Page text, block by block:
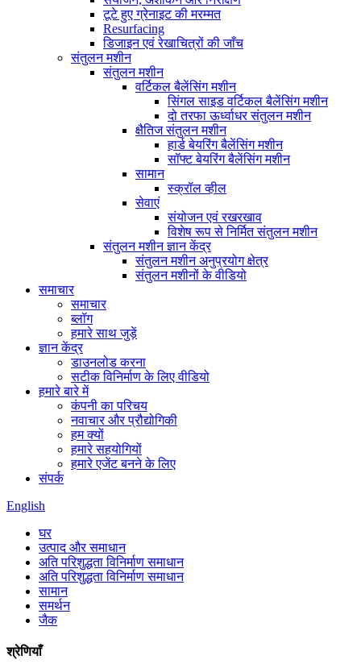
टूटे हुए ग्रेनाइट की मरम्मत
Resurfacing
डिजाइन एवं रेखाचित्रों की जाँच
संतुलन मशीन
संतुलन मशीन
वर्टिकल बैलेंसिंग मशीन
सिंगल साइड वर्टिकल बैलेंसिंग मशीन
दो तरफा ऊर्ध्वाधर संतुलन मशीन
क्षैतिज संतुलन मशीन
हार्ड बेयरिंग बैलेंसिंग मशीन
सॉफ्ट बेयरिंग बैलेंसिंग मशीन
सामान
स्क्रॉल व्हील
सेवाएं
संयोजन एवं रखरखाव
विशेष रूप से निर्मित संतुलन मशीन
संतुलन मशीन ज्ञान केंद्र
संतुलन मशीन अनुप्रयोग क्षेत्र
संतुलन मशीनों के वीडियो
समाचार
समाचार
ब्लॉग
हमारे साथ जुड़ें
ज्ञान केंद्र
डाउनलोड करना
सटीक विनिर्माण के लिए वीडियो
हमारे बारे में
कंपनी का परिचय
नवाचार और प्रौद्योगिकी
हम क्यों
हमारे सहयोगियों
हमारे एजेंट बनने के लिए
संपर्क
English
घर
उत्पाद और समाधान
अति परिशुद्धता विनिर्माण समाधान
अति परिशुद्धता विनिर्माण समाधान
सामान
समर्थन
जैक
श्रेणियाँ